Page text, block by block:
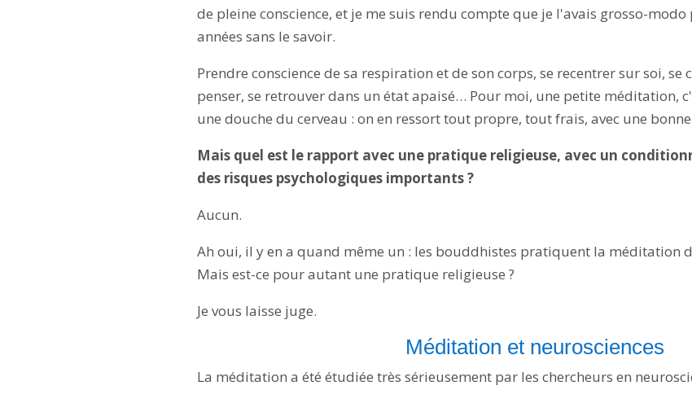
de pleine conscience, et je me suis rendu compte que je l'avais grosso-
années sans le savoir.
Prendre conscience de sa respiration et de son corps, se recentrer sur soi,
penser, se retrouver dans un état apaisé… Pour moi, une petite méditation,
une douche du cerveau : on en ressort tout propre, tout frais, avec une
Mais quel est le rapport avec une pratique religieuse, avec un
des risques psychologiques importants ?
Aucun.
Ah oui, il y en a quand même un : les bouddhistes pratiquent la méditation
Mais est-ce pour autant une pratique religieuse ?
Je vous laisse juge.
Méditation et neurosciences
La méditation a été étudiée très sérieusement par les chercheurs en